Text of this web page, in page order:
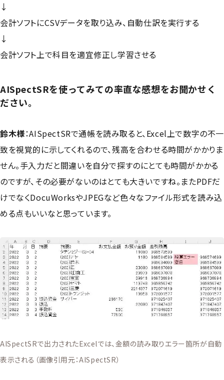
↓
会計ソフトにCSVデータを取り込み、自動仕訳を実行する
↓
会計ソフト上で科目を適宜修正し学習させる
AISpectSRを使ってみての率直な感想をお聞かせく
ださい。
鈴木様：AISpectSRで通帳を読み取ると、Excel上で数字の不一
致を視覚的に示してくれるので、残高を合わせる時間がかかりま
せん。手入力だと間違いを自分で探すのにとても時間がかかる
のですが、その必要がないのはとても大きいですね。またPDFだ
けでなくDocuWorksやJPEGなど色々なファイル形式を読み込
める点もいいなと思っています。
AISpectSRで出力されたExcelでは、金額の読み取りエラー箇所が自動
表示される（画像引用元：AISpectSR）